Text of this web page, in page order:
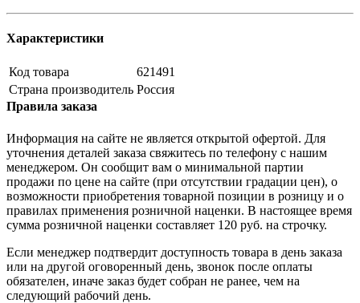
Характеристики
Код товара
621491
Страна производитель Россия
Правила заказа
Информация на сайте не является открытой офертой. Для
уточнения деталей заказа свяжитесь по телефону с нашим
менеджером. Он сообщит вам о минимальной партии
продажи по цене на сайте (при отсутствии градации цен), о
возможности приобретения товарной позиции в розницу и о
правилах применения розничной наценки. В настоящее время
сумма розничной наценки составляет 120 руб. на строчку.
Если менеджер подтвердит доступность товара в день заказа
или на другой оговоренный день, звонок после оплаты
обязателен, иначе заказ будет собран не ранее, чем на
следующий рабочий день.